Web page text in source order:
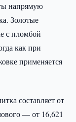
напрямую
Золотые
с пломбой
как при
применяется
составляет от
— от 16,621